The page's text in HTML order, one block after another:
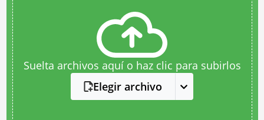
Suelta archivos aquí o haz clic para subirlos
Elegir archivo